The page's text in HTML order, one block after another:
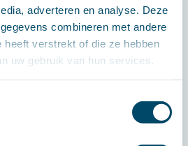
adverteren en analyse. Deze
combineren met andere
heeft verstrekt of die ze hebben
uw gebruik van hun services.
wij u kunnen helpen bij
en 3rd party
dan vrijblijvend contact
ons u adviseren.